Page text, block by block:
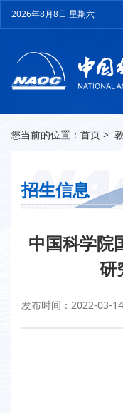
2026年8月8日 星期六
您当前的位置： 首页 >
招生信息
中国科学院
研
发布时间：2022-03-14